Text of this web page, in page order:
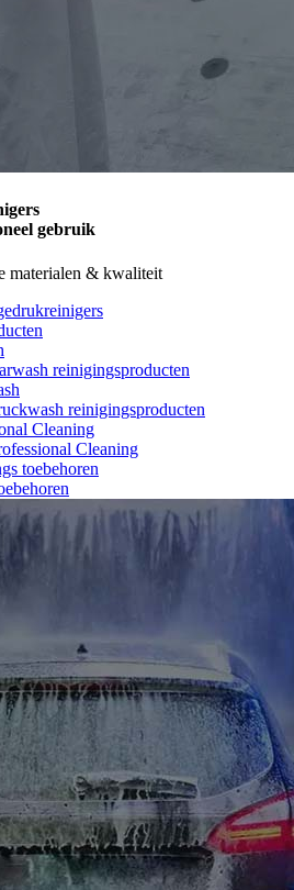
gebruik
materialen & kwaliteit
reinigingsproducten
reinigingsproducten
Cleaning
Cleaning
toebehoren